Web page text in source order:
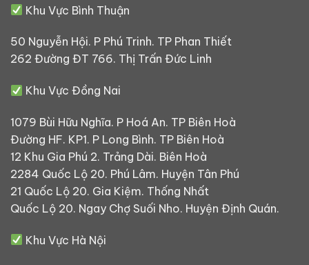
Khu Vực Bình Thuận
50 Nguyễn Hội. P Phú Trinh. TP Phan Thiết
262 Đường ĐT 766. Thị Trấn Đức Linh
Khu Vực Đồng Nai
1079 Bùi Hữu Nghĩa. P Hoá An. TP Biên Hoà
Đường HF. KP1. P Long Bình. TP Biên Hoà
12 Khu Gia Phú 2. Trảng Dài. Biên Hoà
2284 Quốc Lộ 20. Phú Lâm. Huyện Tân Phú
21 Quốc Lộ 20. Gia Kiệm. Thống Nhất
Quốc Lộ 20. Ngay Chợ Suối Nho. Huyện Định Quán.
Khu Vực Hà Nội